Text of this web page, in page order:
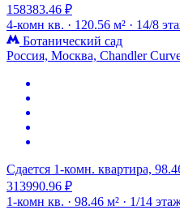
158383.46 ₽
4-комн кв. · 120.56 м² · 14/8
Ботанический сад
Россия, Москва, Chandler
Сдается 1-комн. квартира,
313990.96 ₽
1-комн кв. · 98.46 м² · 1/14